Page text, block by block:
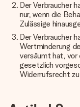
Der Verbraucher
nur, wenn die
Zulässige
Der Verbraucher
Wertminderung
versäumt hat, vor
gesetzlich
Widerrufsrecht